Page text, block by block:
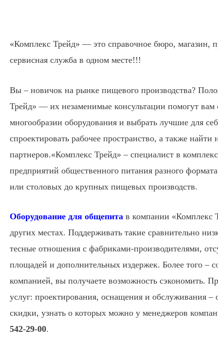
«Комплекс Трейд» — это справочное бюро, магазин,
сервисная служба в одном месте!!!
Вы – новичок на рынке пищевого производства?
Трейд» — их незаменимые консультации помогут вам
многообразии оборудования и выбрать лучшие для
спроектировать рабочее пространство, а также найти
партнеров.«Комплекс Трейд» – специалист в
предприятий общественного питания разного
или столовых до крупных пищевых производств.
Оборудование для общепита в компании «Комплекс
других местах. Поддерживать такие сравнительно
тесные отношения с фабриками-производителями,
площадей и дополнительных издержек. Более того –
компанией, вы получаете возможность сэкономить.
услуг: проектирования, оснащения и обслуживания
скидки, узнать о которых можно у менеджеров
542-29-00.